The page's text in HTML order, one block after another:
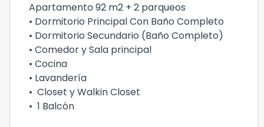
Apartamento 92 m2 + 2 parqueos
• Dormitorio Principal Con Baño Completo
• Dormitorio Secundario (Baño Completo)
• Comedor y Sala principal
• Cocina
• Lavandería
• Closet y Walkin Closet
• 1 Balcón